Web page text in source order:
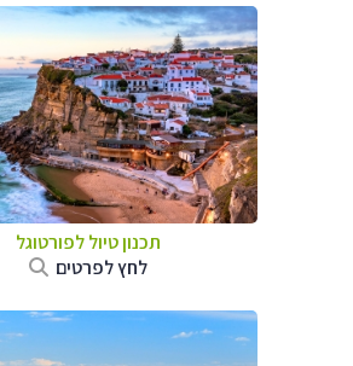
תכנון טיול לפורטוגל
לחץ לפרטים